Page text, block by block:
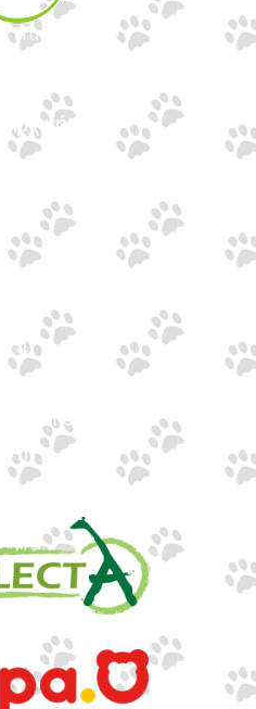
Παιχνιδιών
Αρχική
551560